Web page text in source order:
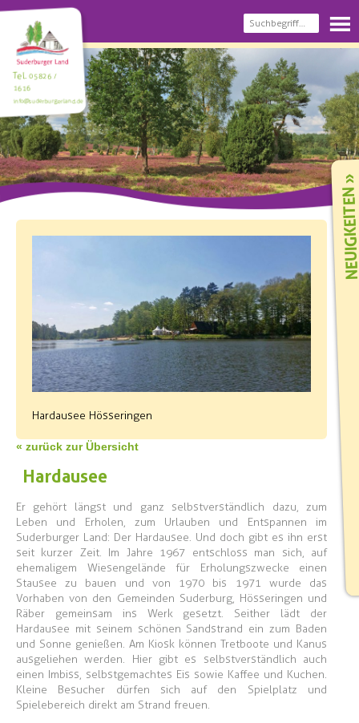
Tel.05826 /
1616
info@suderburgerland.de
Hardausee Hösseringen
« zurück zur Übersicht
Hardausee
Er gehört längst und ganz selbstverständlich dazu, zum
Leben und Erholen, zum Urlauben und Entspannen im
Suderburger Land: Der Hardausee. Und doch gibt es ihn erst
seit kurzer Zeit. Im Jahre 1967 entschloss man sich, auf
ehemaligem Wiesengelände für Erholungszwecke einen
Stausee zu bauen und von 1970 bis 1971 wurde das
Vorhaben von den Gemeinden Suderburg, Hösseringen und
Räber gemeinsam ins Werk gesetzt. Seither lädt der
Hardausee mit seinem schönen Sandstrand ein zum Baden
und Sonne genießen. Am Kiosk können Tretboote und Kanus
ausgeliehen werden. Hier gibt es selbstverständlich auch
einen Imbiss, selbstgemachtes Eis sowie Kaffee und Kuchen.
Kleine Besucher dürfen sich auf den Spielplatz und
Spielebereich direkt am Strand freuen.